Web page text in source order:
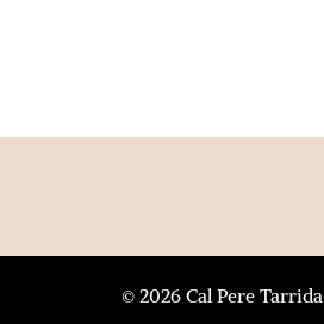
© 2026 Cal Pere Tarrida